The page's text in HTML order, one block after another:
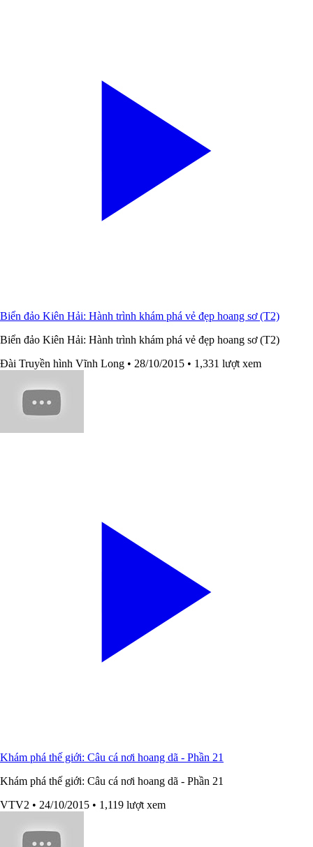
Biển đảo Kiên Hải: Hành trình khám phá vẻ đẹp hoang sơ (T2)
Biển đảo Kiên Hải: Hành trình khám phá vẻ đẹp hoang sơ (T2)
Đài Truyền hình Vĩnh Long • 28/10/2015 • 1,331 lượt xem
Khám phá thế giới: Câu cá nơi hoang dã - Phần 21
Khám phá thế giới: Câu cá nơi hoang dã - Phần 21
VTV2 • 24/10/2015 • 1,119 lượt xem